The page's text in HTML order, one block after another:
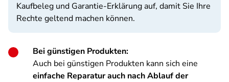
Kaufbeleg und Garantie-Erklärung auf, damit Sie Ihre
Rechte geltend machen können.
Bei günstigen Produkten:
Auch bei günstigen Produkten kann sich eine
einfache Reparatur auch nach Ablauf der